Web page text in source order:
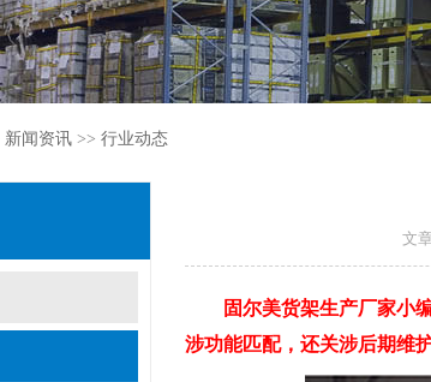
新闻资讯 >> 行业动态
文
固尔美货架生产厂家小编
涉功能匹配，还关涉后期维